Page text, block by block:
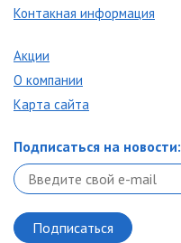
Контакная информация
Акции
О компании
Карта сайта
Подписаться на новости: